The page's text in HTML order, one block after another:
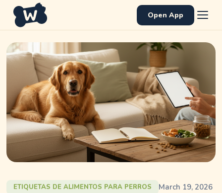
Open App
ETIQUETAS DE ALIMENTOS PARA PERROS
March 19, 2026